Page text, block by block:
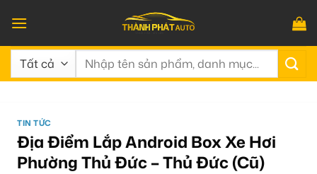
qua
nội
dung
Tìm
TIN TỨC
Địa Điểm Lắp Android Box Xe Hơi
Phường Thủ Đức – Thủ Đức (Cũ)